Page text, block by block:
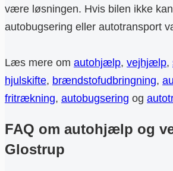
være løsningen. Hvis bilen ikke
autobugsering eller autotransport
Læs mere om autohjælp, vejhjælp,
hjulskifte, brændstofudbringning,
fritrækning, autobugsering og
FAQ om autohjælp og
Glostrup